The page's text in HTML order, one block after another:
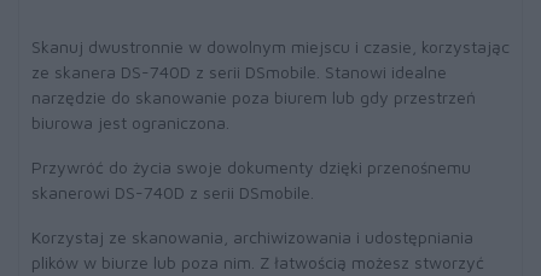
Skanuj dwustronnie w dowolnym miejscu i czasie, korzystając
ze skanera DS-740D z serii DSmobile. Stanowi idealne
narzędzie do skanowanie poza biurem lub gdy przestrzeń
biurowa jest ograniczona.
Przywróć do życia swoje dokumenty dzięki przenośnemu
skanerowi DS-740D z serii DSmobile.
Korzystaj ze skanowania, archiwizowania i udostępniania
plików w biurze lub poza nim. Z łatwością możesz stworzyć